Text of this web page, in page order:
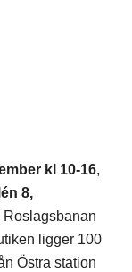
kl 10-16,
8,
Roslagsbanan
ligger 100
Östra station